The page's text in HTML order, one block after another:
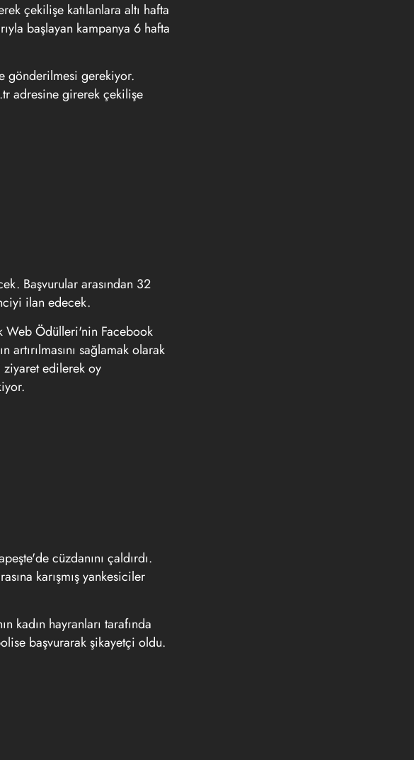
çekilişe katılanlara altı hafta
başlayan kampanya 6 hafta
gönderilmesi gerekiyor.
adresine girerek çekilişe
Başvurular arasından 32
ilan edecek.
Web Ödülleri'nin Facebook
artırılmasını sağlamak olarak
edilerek oy
cüzdanını çaldırdı.
karışmış yankesiciler
kadın hayranları tarafında
başvurarak şikayetçi oldu.